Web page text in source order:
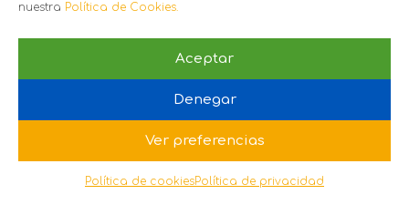
nuestra Política de Cookies.
Aceptar
Denegar
Ver preferencias
Política de cookiesPolítica de privacidad